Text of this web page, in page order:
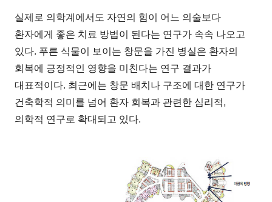
실제로 의학계에서도 자연의 힘이 어느 의술보다
환자에게 좋은 치료 방법이 된다는 연구가 속속 나오고
있다. 푸른 식물이 보이는 창문을 가진 병실은 환자의
회복에 긍정적인 영향을 미친다는 연구 결과가
대표적이다. 최근에는 창문 배치나 구조에 대한 연구가
건축학적 의미를 넘어 환자 회복과 관련한 심리적,
의학적 연구로 확대되고 있다.